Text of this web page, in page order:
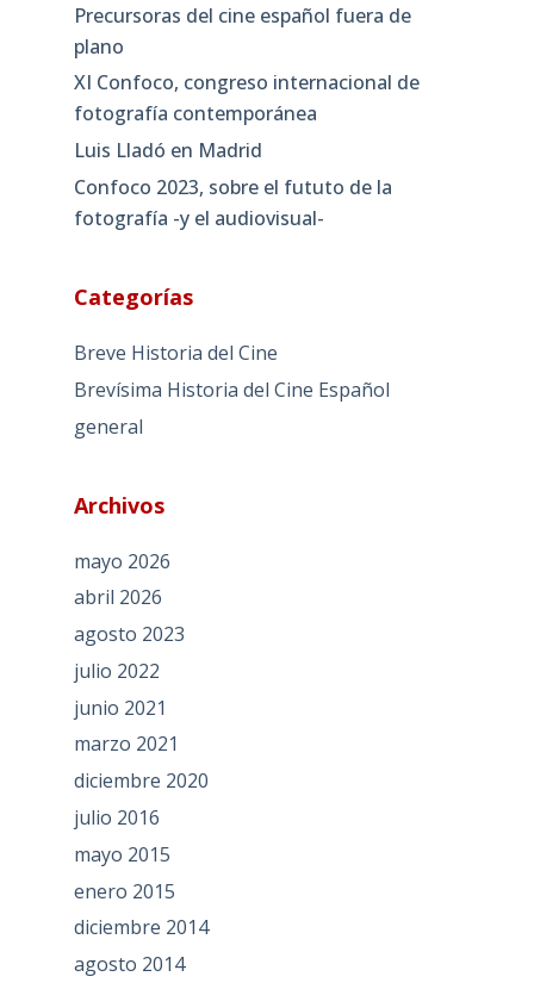
Precursoras del cine español fuera de
plano
XI Confoco, congreso internacional de
fotografía contemporánea
Luis Lladó en Madrid
Confoco 2023, sobre el fututo de la
fotografía -y el audiovisual-
Categorías
Breve Historia del Cine
Brevísima Historia del Cine Español
general
Archivos
mayo 2026
abril 2026
agosto 2023
julio 2022
junio 2021
marzo 2021
diciembre 2020
julio 2016
mayo 2015
enero 2015
diciembre 2014
agosto 2014